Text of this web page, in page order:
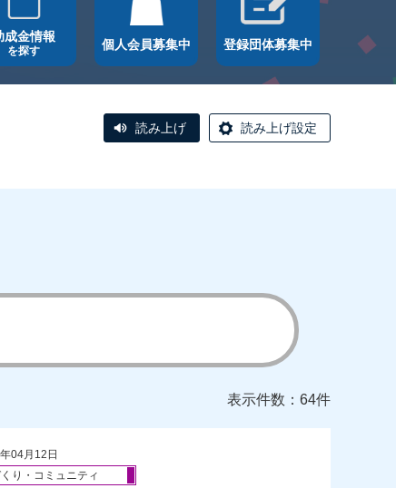
成金情報
を探す 個人会員募集中 登録団体募集中
読み上げ 読み上げ設定
表示件数：64件
04月12日
り・コミュニティ